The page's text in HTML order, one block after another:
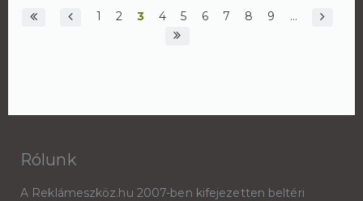
Oldalak1 2 3 4 5 6 7 8 9 …
Rólunk
A Reklámeszköz.hu 2007-ben kifejezetten beltéri